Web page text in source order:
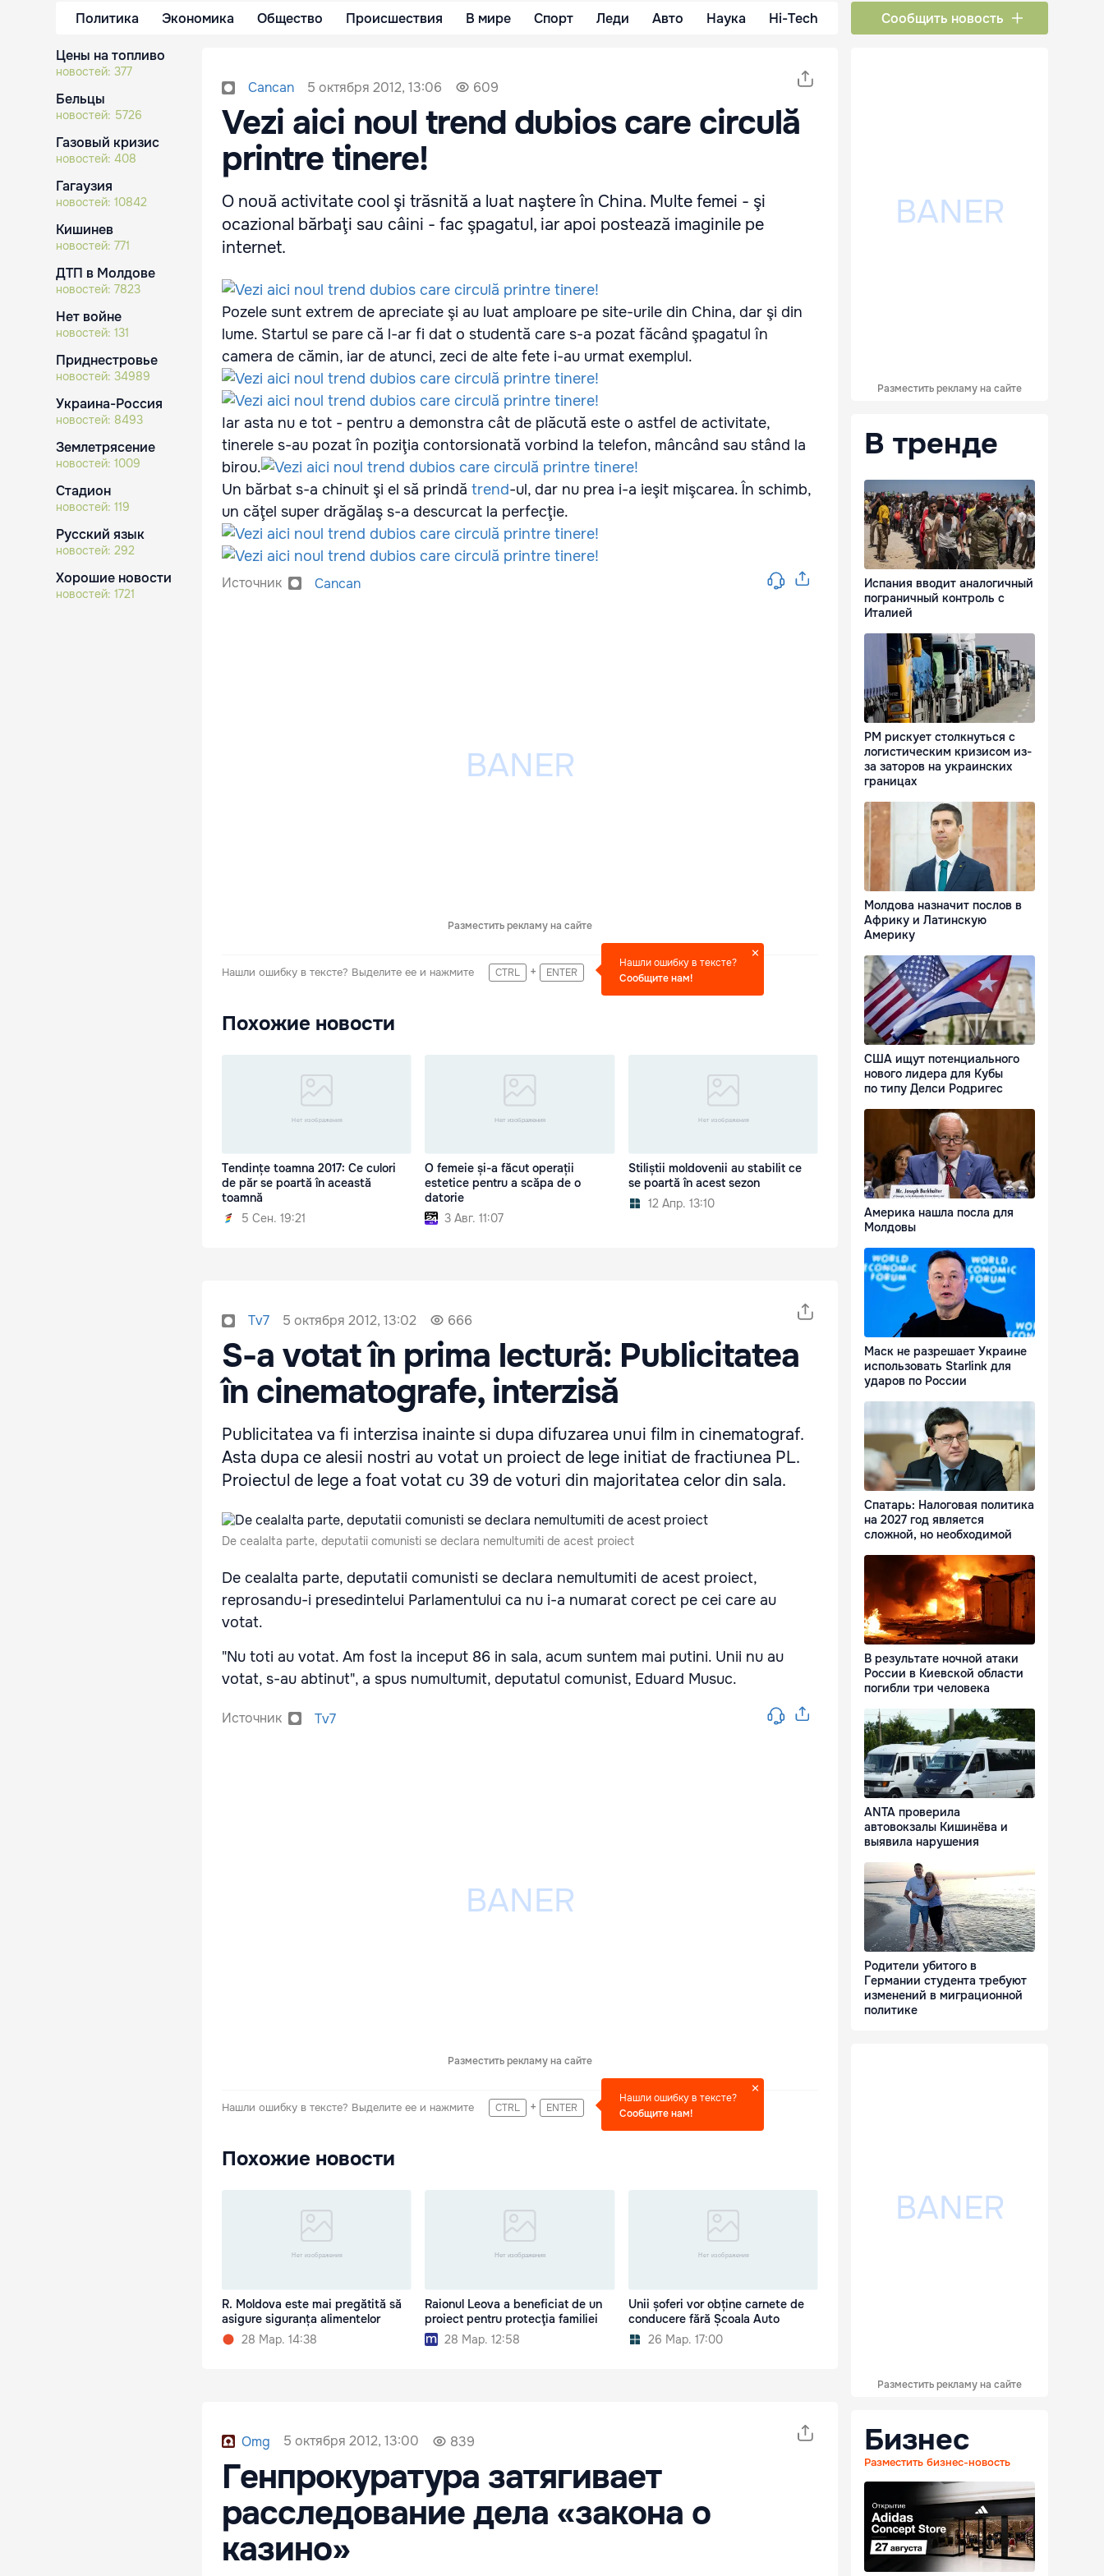
Политика Экономика Общество Происшествия В мире Спорт Леди Авто Наука Hi-Tech Сообщить новость
Цены на топливо
новостей: 377
Бельцы
новостей: 5726
Газовый кризис
новостей: 408
Гагаузия
новостей: 10842
Кишинев
новостей: 771
ДТП в Молдове
новостей: 7823
Нет войне
новостей: 131
Приднестровье
новостей: 34989
Украина-Россия
новостей: 8493
Землетрясение
новостей: 1009
Стадион
новостей: 119
Русский язык
новостей: 292
Хорошие новости
новостей: 1721
Cancan 5 октября 2012, 13:06 609
Vezi aici noul trend dubios care circulă
printre tinere!
O nouă activitate cool şi trăsnită a luat naştere în China. Multe femei - şi
ocazional bărbaţi sau câini - fac şpagatul, iar apoi postează imaginile pe
internet.
Pozele sunt extrem de apreciate şi au luat amploare pe site-urile din China, dar şi din
lume. Startul se pare că l-ar fi dat o studentă care s-a pozat făcând şpagatul în
camera de cămin, iar de atunci, zeci de alte fete i-au urmat exemplul.
Iar asta nu e tot - pentru a demonstra cât de plăcută este o astfel de activitate,
tinerele s-au pozat în poziţia contorsionată vorbind la telefon, mâncând sau stând la
birou.
Un bărbat s-a chinuit şi el să prindă trend-ul, dar nu prea i-a ieşit mişcarea. În schimb,
un căţel super drăgălaş s-a descurcat la perfecţie.
Источник Cancan
Разместить рекламу на сайте
Нашли ошибку в тексте? Выделите ее и нажмите CTRL + ENTER
Нашли ошибку в тексте?
Сообщите нам!
Похожие новости
Tendințe toamna 2017: Ce culori
de păr se poartă în această
toamnă
5 Сен. 19:21
O femeie și-a făcut operații
estetice pentru a scăpa de o
datorie
3 Авг. 11:07
Stiliștii moldovenii au stabilit ce
se poartă în acest sezon
12 Апр. 13:10
Tv7 5 октября 2012, 13:02 666
S-a votat în prima lectură: Publicitatea
în cinematografe, interzisă
Publicitatea va fi interzisa inainte si dupa difuzarea unui film in cinematograf.
Asta dupa ce alesii nostri au votat un proiect de lege initiat de fractiunea PL.
Proiectul de lege a foat votat cu 39 de voturi din majoritatea celor din sala.
De cealalta parte, deputatii comunisti se declara nemultumiti de acest proiect
De cealalta parte, deputatii comunisti se declara nemultumiti de acest proiect,
reprosandu-i presedintelui Parlamentului ca nu i-a numarat corect pe cei care au
votat.
"Nu toti au votat. Am fost la inceput 86 in sala, acum suntem mai putini. Unii nu au
votat, s-au abtinut", a spus numultumit, deputatul comunist, Eduard Musuc.
Источник Tv7
Разместить рекламу на сайте
Нашли ошибку в тексте? Выделите ее и нажмите CTRL + ENTER
Нашли ошибку в тексте?
Сообщите нам!
Похожие новости
R. Moldova este mai pregătită să
asigure siguranța alimentelor
28 Мар. 14:38
Raionul Leova a beneficiat de un
proiect pentru protecţia familiei
28 Мар. 12:58
Unii șoferi vor obține carnete de
conducere fără Școala Auto
26 Мар. 17:00
Omg 5 октября 2012, 13:00 839
Генпрокуратура затягивает
расследование дела «закона о
казино»
Разместить рекламу на сайте
В тренде
Испания вводит аналогичный
пограничный контроль с
Италией
РМ рискует столкнуться с
логистическим кризисом из-
за заторов на украинских
границах
Молдова назначит послов в
Африку и Латинскую
Америку
США ищут потенциального
нового лидера для Кубы
по типу Делси Родригес
Америка нашла посла для
Молдовы
Маск не разрешает Украине
использовать Starlink для
ударов по России
Спатарь: Налоговая политика
на 2027 год является
сложной, но необходимой
В результате ночной атаки
России в Киевской области
погибли три человека
ANTA проверила
автовокзалы Кишинёва и
выявила нарушения
Родители убитого в
Германии студента требуют
изменений в миграционной
политике
Разместить рекламу на сайте
Бизнес
Разместить бизнес-новость